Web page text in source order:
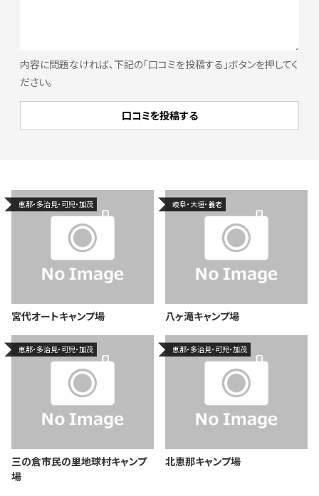
内容に問題なければ、下記の「口コミを投稿する」ボタンを押してく
ださい。
恵那・多治見・可児・加茂
宮代オートキャンプ場
岐阜・大垣・養老
八ヶ滝キャンプ場
恵那・多治見・可児・加茂
三の倉市民の里地球村キャンプ
場
恵那・多治見・可児・加茂
北恵那キャンプ場